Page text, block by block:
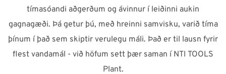
tímasóandi aðgerðum og ávinnur í leiðinni aukin
gagnagæði. Þá getur þú, með hreinni samvisku, varið tíma
þínum í það sem skiptir verulegu máli. Það er til lausn fyrir
flest vandamál - við höfum sett þær saman í NTI TOOLS
Plant.